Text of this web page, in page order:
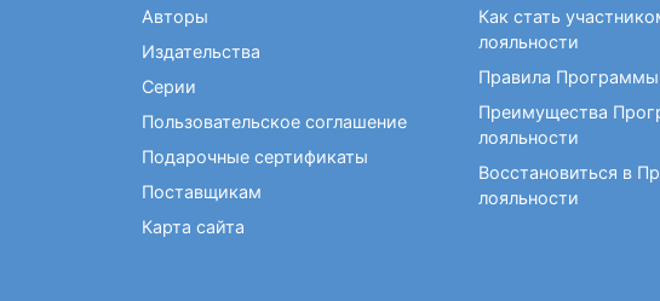
Авторы
Издательства
Серии
Пользовательское соглашение
Подарочные сертификаты
Поставщикам
Карта сайта
Как стать
лояльности
Правила Программы
Преимущества
лояльности
Восстановиться в
лояльности